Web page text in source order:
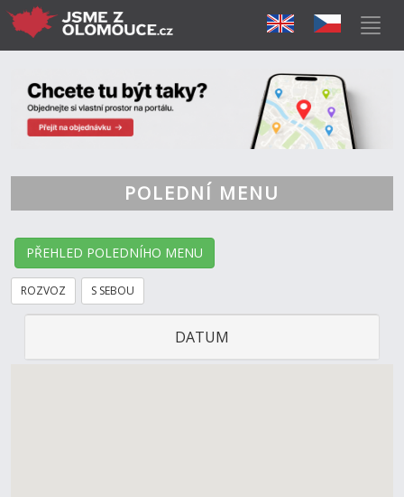
POLEDNÍ MENU
PŘEHLED POLEDNÍHO MENU
ROZVOZ S SEBOU
DATUM